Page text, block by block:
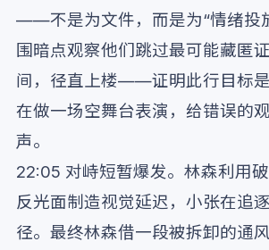
——不是为文件，而是为“情绪投
围暗点观察他们跳过最可能藏匿
间，径直上楼——证明此行目标是
在做一场空舞台表演，给错误的
声。
22:05 对峙短暂爆发。林森利用
反光面制造视觉延迟，小张在追
径。最终林森借一段被拆卸的通